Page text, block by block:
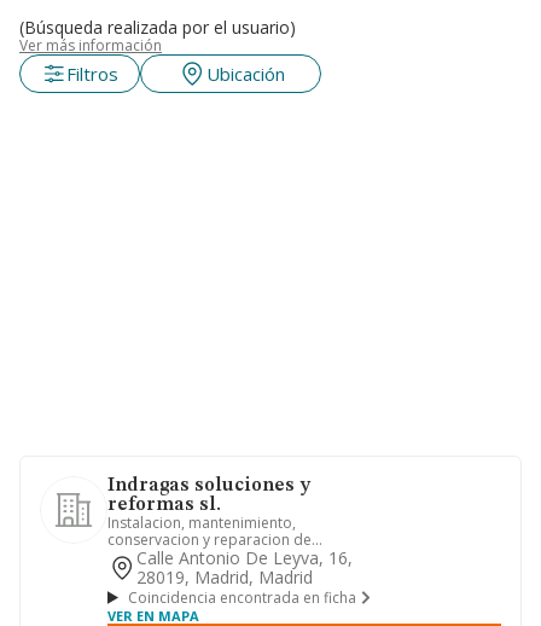
(Búsqueda realizada por el usuario)
Ver más información
Filtros Ubicación
Indragas soluciones y
reformas sl.
Instalacion, mantenimiento,
conservacion y reparacion de
fontaneria, gas, calefaccion, a.c.s. -
agua...
Calle Antonio De Leyva, 16,
28019, Madrid, Madrid
Coincidencia encontrada en ficha
VER EN MAPA